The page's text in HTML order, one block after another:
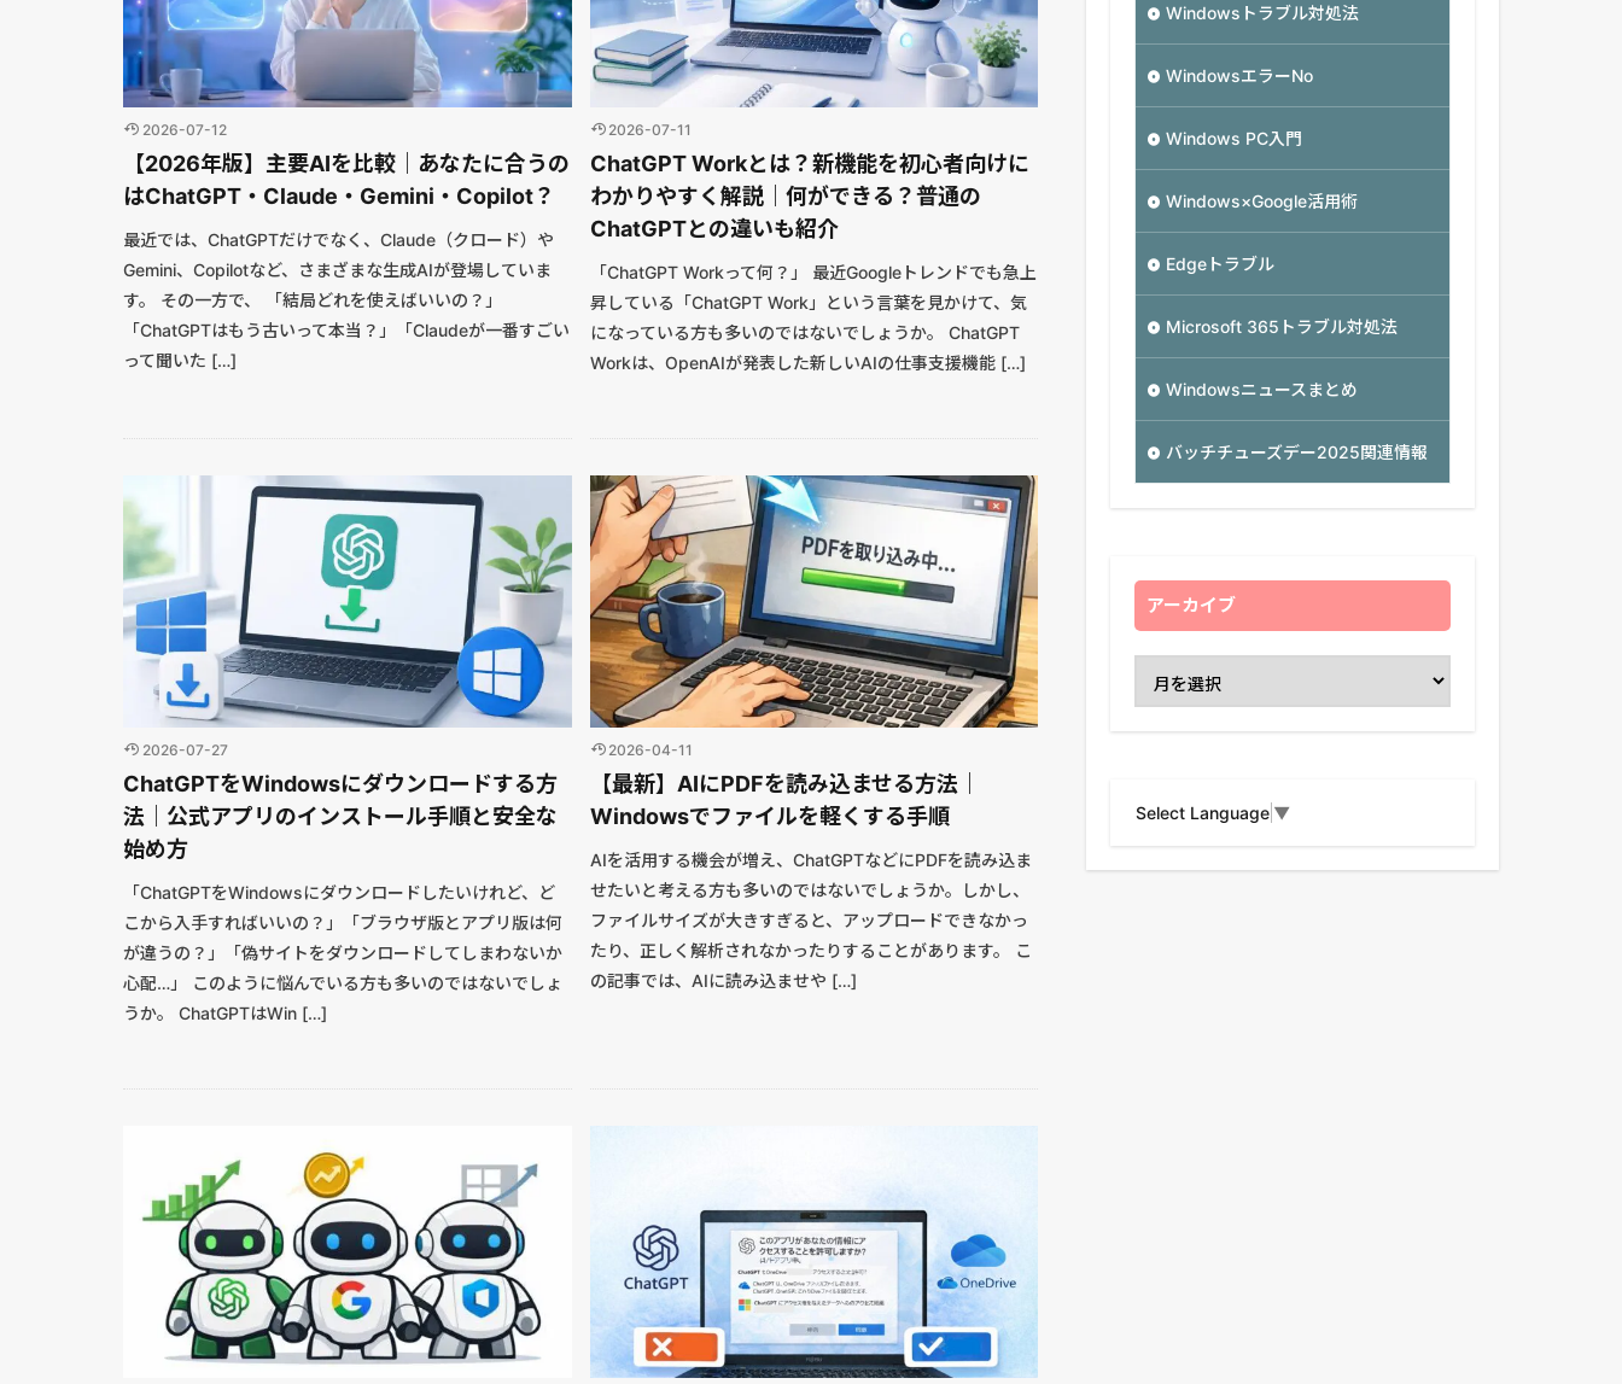
2026-07-12
【2026年版】主要AIを比較｜あなたに合うの
はChatGPT・Claude・Gemini・Copilot？
最近では、ChatGPTだけでなく、Claude（クロード）や
Gemini、Copilotなど、さまざまな生成AIが登場していま
す。 その一方で、 「結局どれを使えばいいの？」
「ChatGPTはもう古いって本当？」「Claudeが一番すごい
って聞いた […]
2026-07-11
ChatGPT Workとは？新機能を初心者向けに
わかりやすく解説｜何ができる？普通の
ChatGPTとの違いも紹介
「ChatGPT Workって何？」 最近Googleトレンドでも急上
昇している「ChatGPT Work」という言葉を見かけて、気
になっている方も多いのではないでしょうか。 ChatGPT
Workは、OpenAIが発表した新しいAIの仕事支援機能 […]
2026-07-27
ChatGPTをWindowsにダウンロードする方
法｜公式アプリのインストール手順と安全な
始め方
「ChatGPTをWindowsにダウンロードしたいけれど、ど
こから入手すればいいの？」「ブラウザ版とアプリ版は何
が違うの？」「偽サイトをダウンロードしてしまわないか
心配…」 このように悩んでいる方も多いのではないでしょ
うか。 ChatGPTはWin […]
2026-04-11
【最新】AIにPDFを読み込ませる方法｜
Windowsでファイルを軽くする手順
AIを活用する機会が増え、ChatGPTなどにPDFを読み込ま
せたいと考える方も多いのではないでしょうか。しかし、
ファイルサイズが大きすぎると、アップロードできなかっ
たり、正しく解析されなかったりすることがあります。 こ
の記事では、AIに読み込ませや […]
Windowsトラブル対処法
WindowsエラーNo
Windows PC入門
Windows×Google活用術
Edgeトラブル
Microsoft 365トラブル対処法
Windowsニュースまとめ
バッチチューズデー2025関連情報
アーカイブ
Select Language ▼